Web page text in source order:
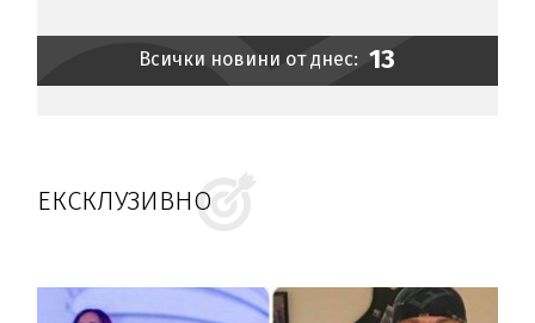
Всички новини от днес: 13
ЕКСКЛУЗИВНО